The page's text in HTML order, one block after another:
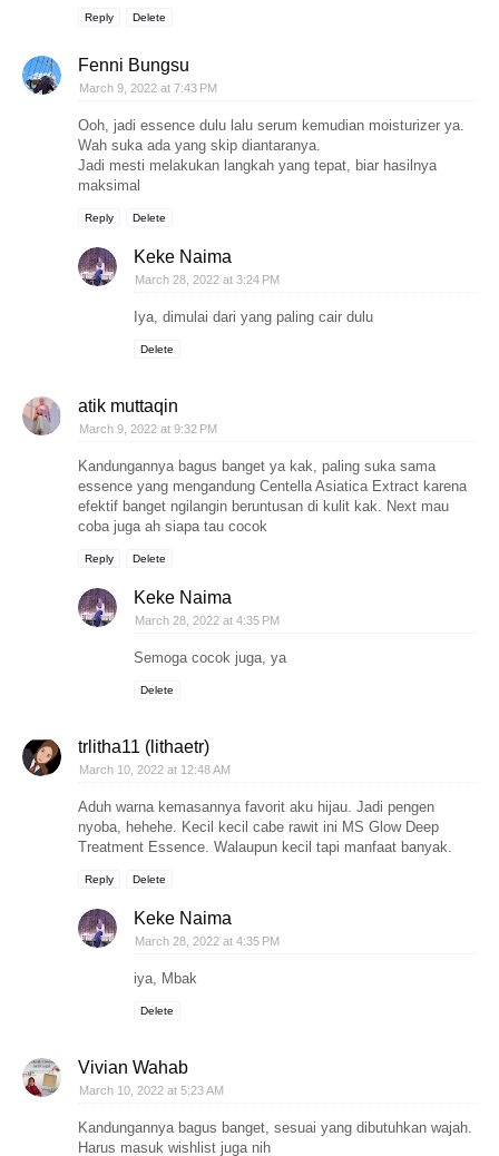
Reply Delete
Fenni Bungsu
March 9, 2022 at 7:43 PM
Ooh, jadi essence dulu lalu serum kemudian moisturizer ya.
Wah suka ada yang skip diantaranya.
Jadi mesti melakukan langkah yang tepat, biar hasilnya
maksimal
Reply Delete
Keke Naima
March 28, 2022 at 3:24 PM
Iya, dimulai dari yang paling cair dulu
Delete
atik muttaqin
March 9, 2022 at 9:32 PM
Kandungannya bagus banget ya kak, paling suka sama
essence yang mengandung Centella Asiatica Extract karena
efektif banget ngilangin beruntusan di kulit kak. Next mau
coba juga ah siapa tau cocok
Reply Delete
Keke Naima
March 28, 2022 at 4:35 PM
Semoga cocok juga, ya
Delete
trlitha11 (lithaetr)
March 10, 2022 at 12:48 AM
Aduh warna kemasannya favorit aku hijau. Jadi pengen
nyoba, hehehe. Kecil kecil cabe rawit ini MS Glow Deep
Treatment Essence. Walaupun kecil tapi manfaat banyak.
Reply Delete
Keke Naima
March 28, 2022 at 4:35 PM
iya, Mbak
Delete
Vivian Wahab
March 10, 2022 at 5:23 AM
Kandungannya bagus banget, sesuai yang dibutuhkan wajah.
Harus masuk wishlist juga nih